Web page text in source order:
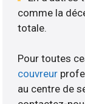
comme la
totale.
Pour toutes
couvreur
au centre de